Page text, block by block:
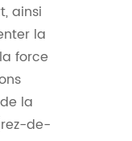
ainsi
la
force
la
de-